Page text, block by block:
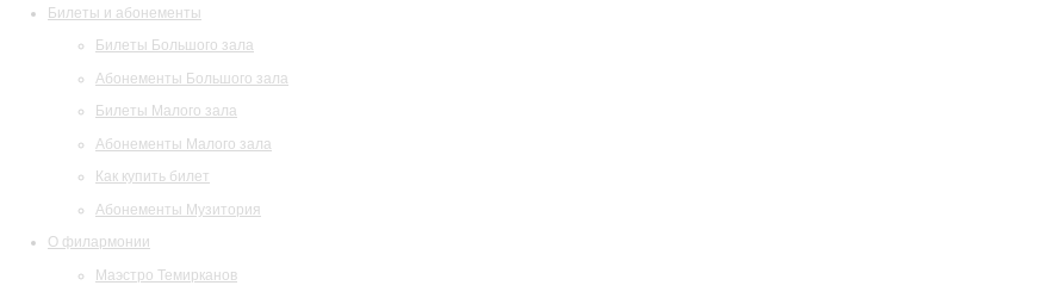
Билеты и абонементы
Билеты Большого зала
Абонементы Большого зала
Билеты Малого зала
Абонементы Малого зала
Как купить билет
Абонементы Музитория
О филармонии
Маэстро Темирканов